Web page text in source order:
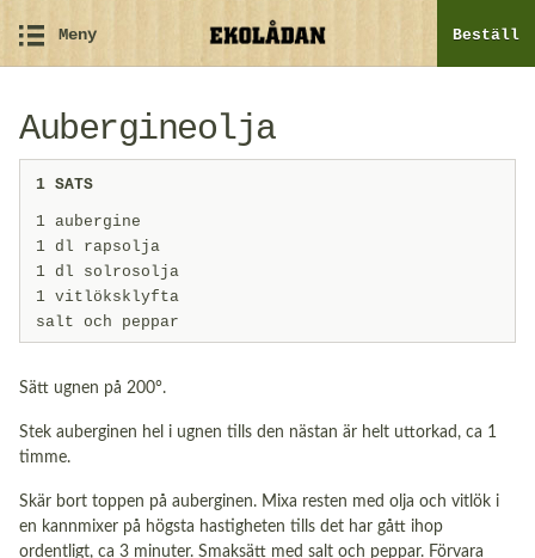
Meny Beställ
Aubergineolja
1 SATS
1 aubergine
1 dl rapsolja
1 dl solrosolja
1 vitlöksklyfta
salt och peppar
Sätt ugnen på 200°.
Stek auberginen hel i ugnen tills den nästan är helt uttorkad, ca 1
timme.
Skär bort toppen på auberginen. Mixa resten med olja och vitlök i
en kannmixer på högsta hastigheten tills det har gått ihop
ordentligt, ca 3 minuter. Smaksätt med salt och peppar. Förvara